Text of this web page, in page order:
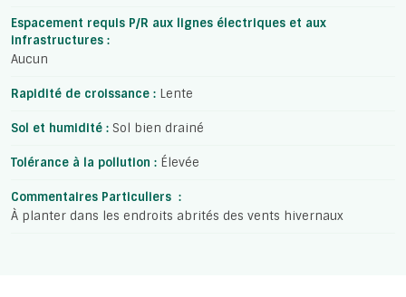
Espacement requis P/R aux lignes électriques et aux
infrastructures :
Aucun
Rapidité de croissance : Lente
Sol et humidité : Sol bien drainé
Tolérance à la pollution : Élevée
Commentaires Particuliers :
À planter dans les endroits abrités des vents hivernaux